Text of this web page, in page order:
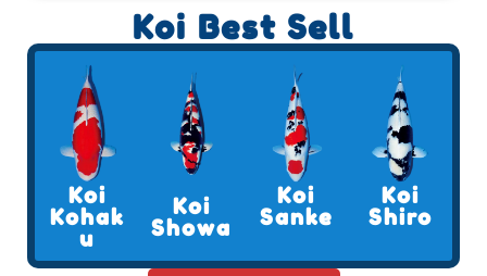
Koi Best Sell
Koi
Kohak
u
Koi
Showa
Koi
Sanke
Koi
Shiro